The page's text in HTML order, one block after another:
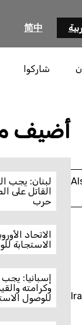
简中
شاركوا
أضيف
لبنان: يجب
القاتل على
حرب
الاتحاد
الاستجابة
إسبانيا:
وكرامته
للوصول